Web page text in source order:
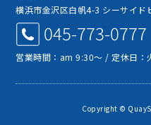
横浜市金沢区白帆4-3 シーサイド
045-773-0777
営業時間：am 9:30～ / 定休日：
Copyright ©